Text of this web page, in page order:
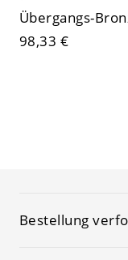
98,33 €
Bestellung